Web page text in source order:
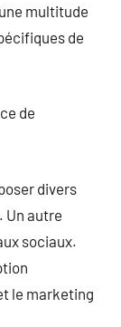
multitude
de
de
divers
Un autre
sociaux.
le marketing